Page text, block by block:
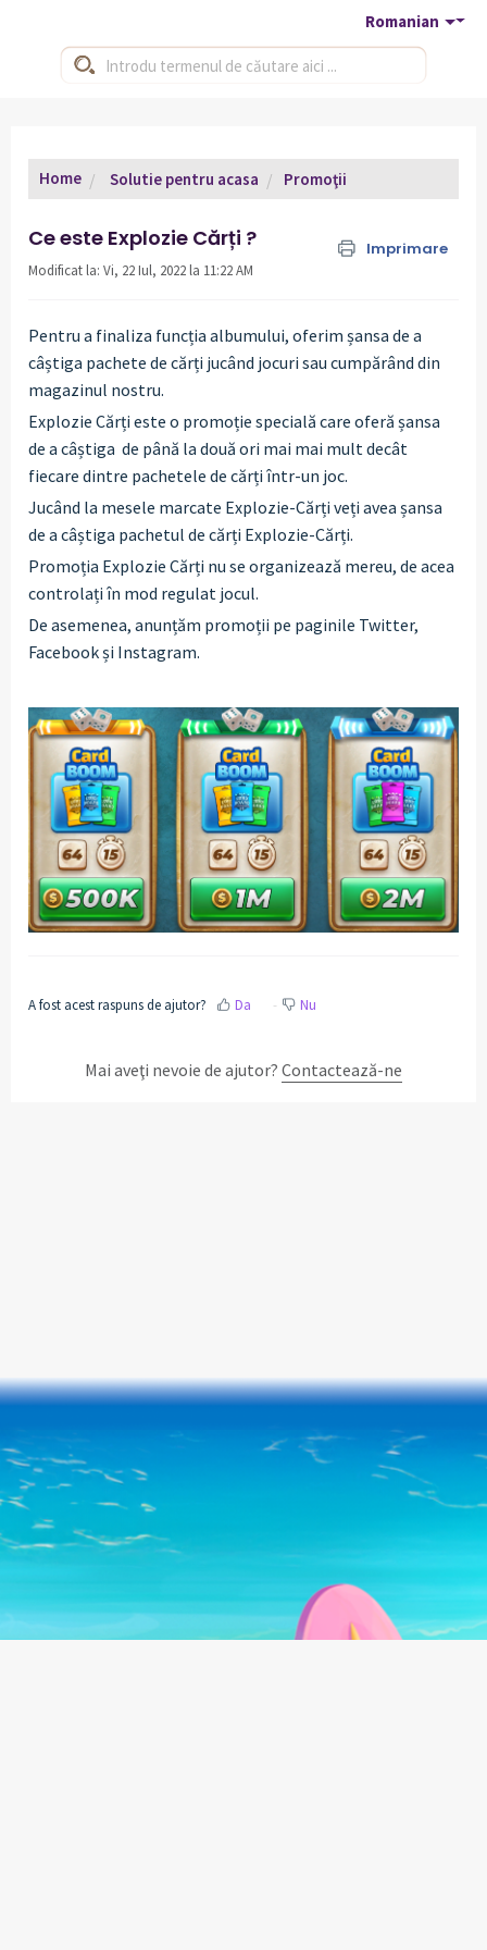
Romanian
Home Solutie pentru acasa Promoţii
Ce este Explozie Cărți ? Imprimare
Modificat la: Vi, 22 Iul, 2022 la 11:22 AM
Pentru a finaliza funcția albumului, oferim șansa de a
câștiga pachete de cărți jucând jocuri sau cumpărând din
magazinul nostru.
Explozie Cărți este o promoție specială care oferă șansa
de a câștiga de până la două ori mai mai mult decât
fiecare dintre pachetele de cărți într-un joc.
Jucând la mesele marcate Explozie-Cărți veți avea șansa
de a câștiga pachetul de cărți Explozie-Cărți.
Promoția Explozie Cărți nu se organizează mereu, de acea
controlați în mod regulat jocul.
De asemenea, anunțăm promoții pe paginile Twitter,
Facebook și Instagram.
A fost acest raspuns de ajutor? Da Nu
Mai aveţi nevoie de ajutor? Contactează-ne